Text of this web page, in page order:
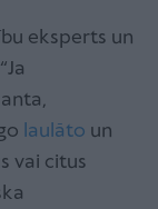
eksperts un
laulāto un
vai citus